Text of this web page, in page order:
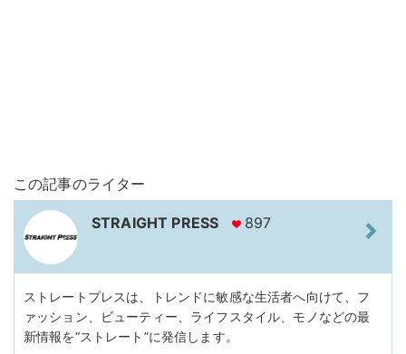
この記事のライター
STRAIGHT PRESS 897
ストレートプレスは、トレンドに敏感な生活者へ向けて、フ
ァッション、ビューティー、ライフスタイル、モノなどの最
新情報を“ストレート”に発信します。